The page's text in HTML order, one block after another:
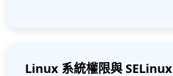
Linux 系統權限與 SELinux